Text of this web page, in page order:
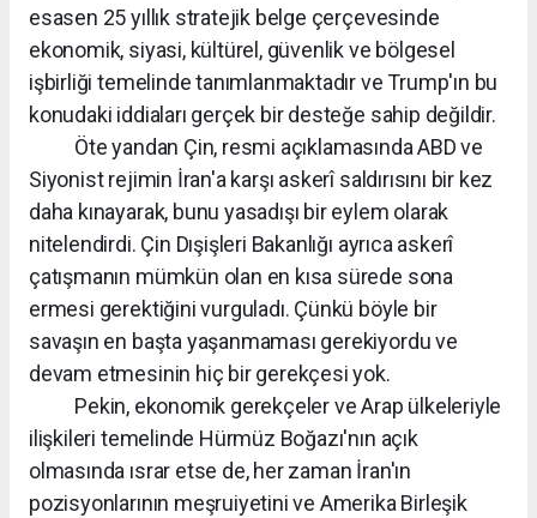
esasen 25 yıllık stratejik belge çerçevesinde
ekonomik, siyasi, kültürel, güvenlik ve bölgesel
işbirliği temelinde tanımlanmaktadır ve Trump'ın bu
konudaki iddiaları gerçek bir desteğe sahip değildir.
Öte yandan Çin, resmi açıklamasında ABD ve
Siyonist rejimin İran'a karşı askerî saldırısını bir kez
daha kınayarak, bunu yasadışı bir eylem olarak
nitelendirdi. Çin Dışişleri Bakanlığı ayrıca askerî
çatışmanın mümkün olan en kısa sürede sona
ermesi gerektiğini vurguladı. Çünkü böyle bir
savaşın en başta yaşanmaması gerekiyordu ve
devam etmesinin hiç bir gerekçesi yok.
Pekin, ekonomik gerekçeler ve Arap ülkeleriyle
ilişkileri temelinde Hürmüz Boğazı'nın açık
olmasında ısrar etse de, her zaman İran'ın
pozisyonlarının meşruiyetini ve Amerika Birleşik